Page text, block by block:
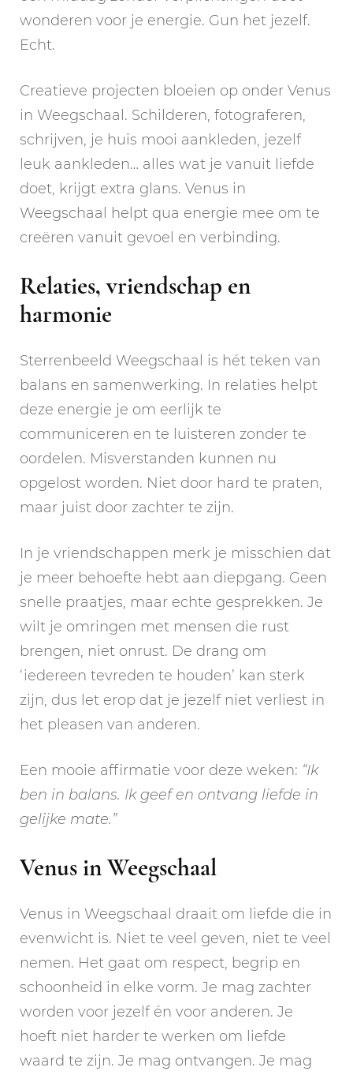
wonderen voor je energie. Gun het jezelf.
Echt.
Creatieve projecten bloeien op onder Venus
in Weegschaal. Schilderen, fotograferen,
schrijven, je huis mooi aankleden, jezelf
leuk aankleden… alles wat je vanuit liefde
doet, krijgt extra glans. Venus in
Weegschaal helpt qua energie mee om te
creëren vanuit gevoel en verbinding.
Relaties, vriendschap en
harmonie
Sterrenbeeld Weegschaal is hét teken van
balans en samenwerking. In relaties helpt
deze energie je om eerlijk te
communiceren en te luisteren zonder te
oordelen. Misverstanden kunnen nu
opgelost worden. Niet door hard te praten,
maar juist door zachter te zijn.
In je vriendschappen merk je misschien dat
je meer behoefte hebt aan diepgang. Geen
snelle praatjes, maar echte gesprekken. Je
wilt je omringen met mensen die rust
brengen, niet onrust. De drang om
‘iedereen tevreden te houden’ kan sterk
zijn, dus let erop dat je jezelf niet verliest in
het pleasen van anderen.
Een mooie affirmatie voor deze weken: “Ik
ben in balans. Ik geef en ontvang liefde in
gelijke mate.”
Venus in Weegschaal
Venus in Weegschaal draait om liefde die in
evenwicht is. Niet te veel geven, niet te veel
nemen. Het gaat om respect, begrip en
schoonheid in elke vorm. Je mag zachter
worden voor jezelf én voor anderen. Je
hoeft niet harder te werken om liefde
waard te zijn. Je mag ontvangen. Je mag